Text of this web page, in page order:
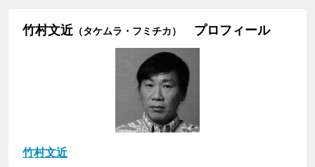
竹村文近（タケムラ・フミチカ） プロフィール
竹村文近